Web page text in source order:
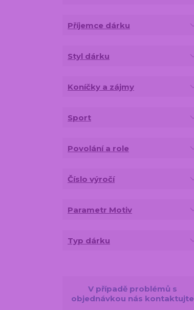
Příjemce dárku
Styl dárku
Koníčky a zájmy
Sport
Povolání a role
Číslo výročí
Parametr Motiv
Typ dárku
V případě problémů s
objednávkou nás kontaktujte